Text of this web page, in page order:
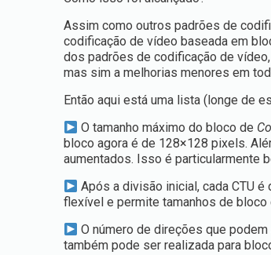
Assim como outros padrões de
codificação de vídeo baseada em
dos padrões de codificação de
mas sim a melhorias menores em
Então aqui está uma lista (longe de
O tamanho máximo do bloco de
bloco agora é de 128×128 pixels.
aumentados. Isso é particularmente
Após a divisão inicial, cada CTU
flexível e permite tamanhos de
O número de direções que
também pode ser realizada para